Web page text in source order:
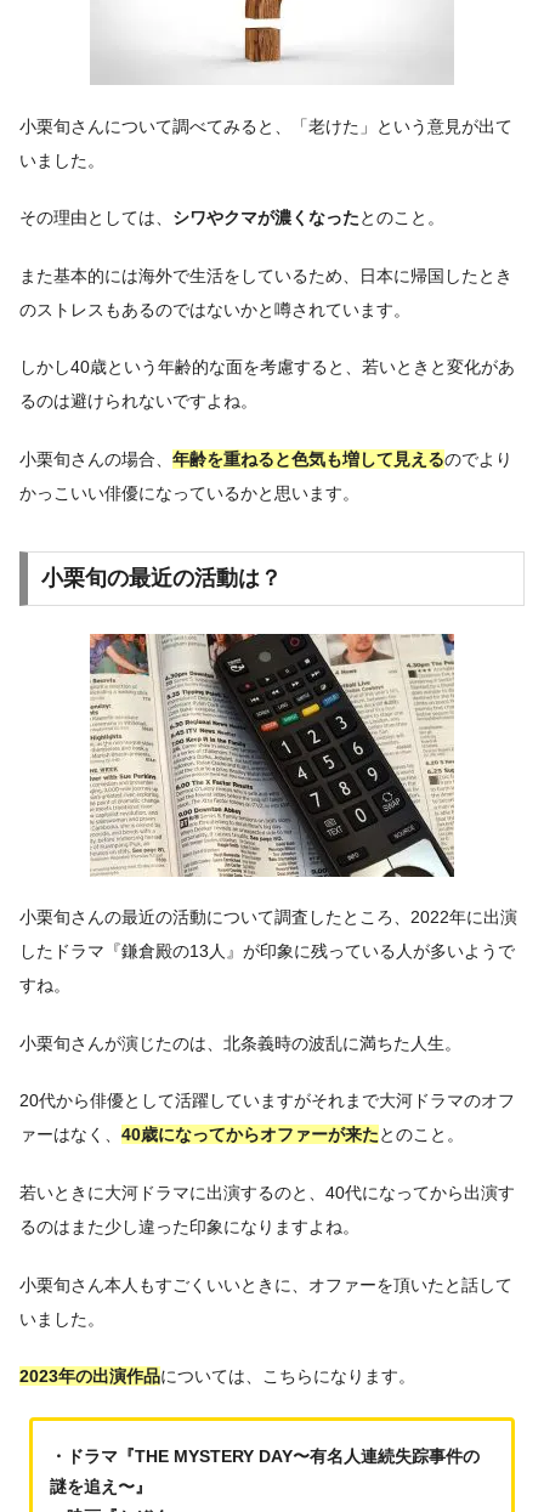
小栗旬さんについて調べてみると、「老けた」という意見が出て
いました。
その理由としては、 シワやクマが濃くなったとのこと。
また基本的には海外で生活をしているため、日本に帰国したとき
のストレスもあるのではないかと噂されています。
しかし40歳という年齢的な面を考慮すると、若いときと変化があ
るのは避けられないですよね。
小栗旬さんの場合、 年齢を重ねると色気も増して見えるのでより
かっこいい俳優になっているかと思います。
小栗旬の最近の活動は？
小栗旬さんの最近の活動について調査したところ、2022年に出演
したドラマ『鎌倉殿の13人』が印象に残っている人が多いようで
すね。
小栗旬さんが演じたのは、北条義時の波乱に満ちた人生。
20代から俳優として活躍していますがそれまで大河ドラマのオフ
ァーはなく、 40歳になってからオファーが来たとのこと。
若いときに大河ドラマに出演するのと、40代になってから出演す
るのはまた少し違った印象になりますよね。
小栗旬さん本人もすごくいいときに、オファーを頂いたと話して
いました。
2023年の出演作品については、こちらになります。
・ドラマ『THE MYSTERY DAY〜有名人連続失踪事件の
謎を追え〜』